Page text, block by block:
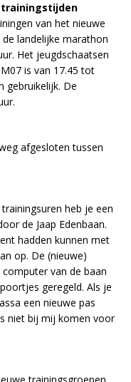
van het nieuwe
landelijke marathon
Het jeugdschaatsen
is van 17.45 tot
gebruikelijk. De
afgesloten tussen
heb je een
de Jaap Edenbaan.
hadden kunnen met
op. De (nieuwe)
van de baan
geregeld. Als je
een nieuwe pas
niet bij mij komen voor